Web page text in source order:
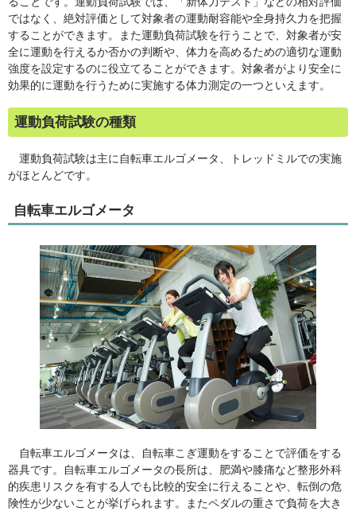
ではなく、絶対評価として対象者の運動耐容能や全身持久力を把握
することができます。また運動負荷試験を行うことで、対象者が安
全に運動を行えるか否かの判断や、体力を高めるための適切な運動
強度を設定するのに役立てることができます。対象者がより安全に
効果的に運動を行うために実施する体力測定の一つといえます。
運動負荷試験の種類
運動負荷試験は主に自転車エルゴメータ、トレッドミルでの実施
がほとんどです。
自転車エルゴメータ
自転車エルゴメータは、自転車こぎ運動をすることで評価をする
器具です。自転車エルゴメータの長所は、肥満や膝痛など整形外科
的疾患リスクを有する人でも比較的安全に行えることや、転倒の危
険性が少ないことが挙げられます。またペダルの重さで負荷を大き